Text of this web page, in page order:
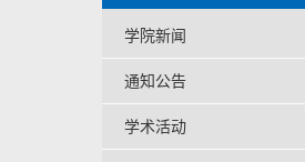
学院新闻
通知公告
学术活动